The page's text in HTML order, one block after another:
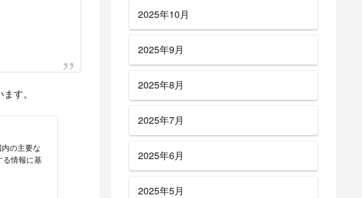
2025年10月
2025年9月
2025年8月
2025年7月
2025年6月
2025年5月